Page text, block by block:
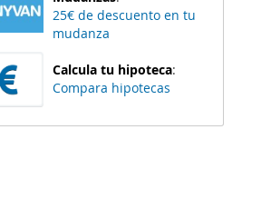
25€ de descuento en tu
mudanza
Calcula tu hipoteca:
Compara hipotecas